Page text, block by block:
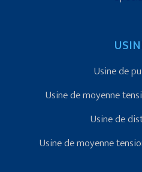
Usine de
Usine de moyenne
Usine de
Usine de moyenne